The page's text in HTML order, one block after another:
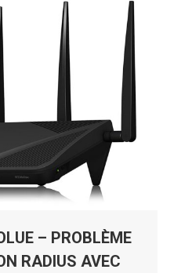
– PROBLÈME
RADIUS AVEC